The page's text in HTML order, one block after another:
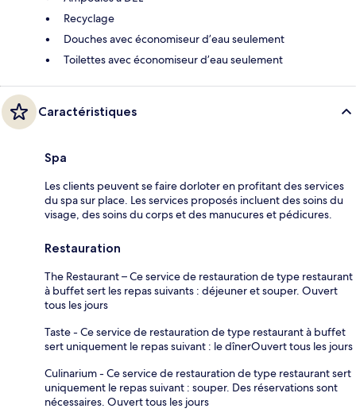
Recyclage
Douches avec économiseur d’eau seulement
Toilettes avec économiseur d’eau seulement
Caractéristiques
Spa
Les clients peuvent se faire dorloter en profitant des services
du spa sur place. Les services proposés incluent des soins du
visage, des soins du corps et des manucures et pédicures.
Restauration
The Restaurant – Ce service de restauration de type restaurant
à buffet sert les repas suivants : déjeuner et souper. Ouvert
tous les jours
Taste - Ce service de restauration de type restaurant à buffet
sert uniquement le repas suivant : le dînerOuvert tous les jours
Culinarium - Ce service de restauration de type restaurant sert
uniquement le repas suivant : souper. Des réservations sont
nécessaires. Ouvert tous les jours